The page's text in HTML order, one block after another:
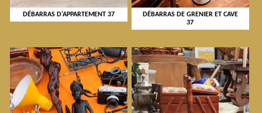
DÉBARRAS D'APPARTEMENT 37
DÉBARRAS DE GRENIER ET CAVE
37